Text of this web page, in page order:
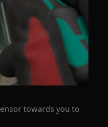
towards you to